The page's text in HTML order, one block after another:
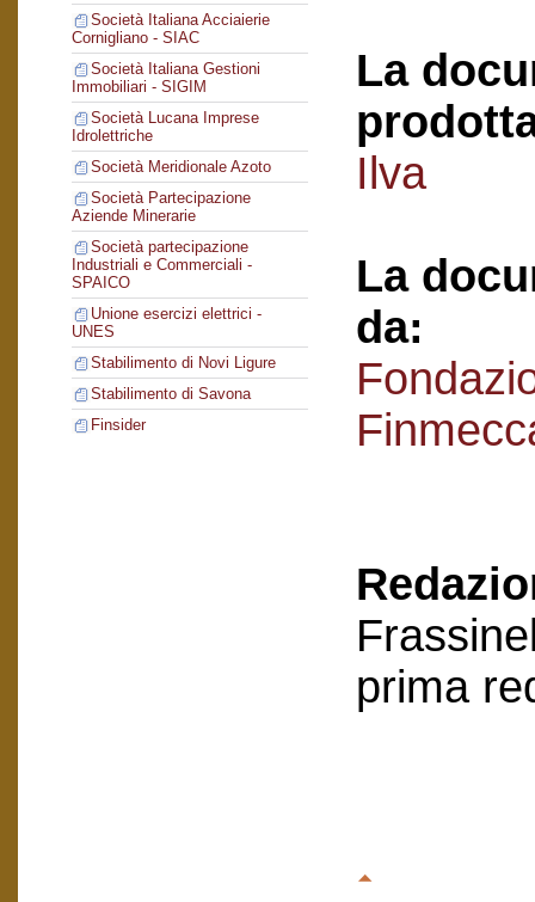
Società Italiana Acciaierie
Cornigliano - SIAC
Società Italiana Gestioni
Immobiliari - SIGIM
Società Lucana Imprese
Idrolettriche
Società Meridionale Azoto
Società Partecipazione
Aziende Minerarie
Società partecipazione
Industriali e Commerciali -
SPAICO
Unione esercizi elettrici -
UNES
Stabilimento di Novi Ligure
Stabilimento di Savona
Finsider
La
Ilva
La
da:
prima